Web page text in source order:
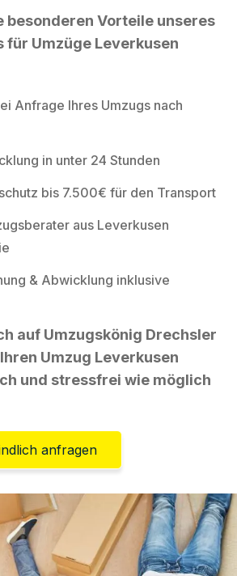
besonderen Vorteile unseres
für Umzüge Leverkusen
Anfrage Ihres Umzugs nach
in unter 24 Stunden
bis 7.500€ für den Transport
aus Leverkusen
& Abwicklung inklusive
auf Umzugskönig Drechsler
Umzug Leverkusen
und stressfrei wie möglich
anfragen